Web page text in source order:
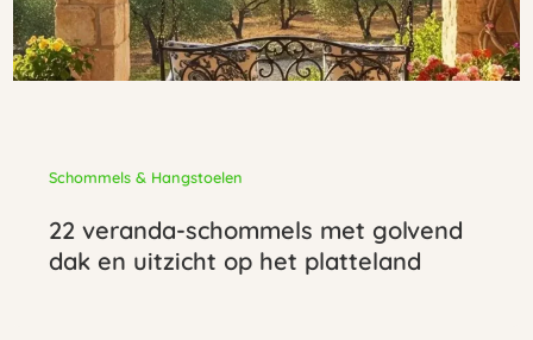
Schommels & Hangstoelen
22 veranda-schommels met golvend
dak en uitzicht op het platteland